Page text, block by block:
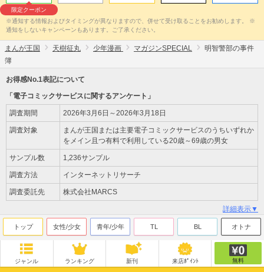
限定クーポン
※通知する情報およびタイミングが異なりますので、併せて受け取ることをお勧めします。 ※
通知をしないキャンペーンもあります。ご了承ください。
まんが王国 天樹征丸 少年漫画 マガジンSPECIAL
明智警部の事件
簿
お得感No.1表記について
「電子コミックサービスに関するアンケート」
調査期間 2026年3月6日～2026年3月18日
調査対象
まんが王国または主要電子コミックサービスのうちいずれか
をメイン且つ有料で利用している20歳～69歳の男女
サンプル数 1,236サンプル
調査方法 インターネットリサーチ
調査委託先 株式会社MARCS
詳細表示▼
トップ 女性/少女 青年/少年 TL BL オトナ
ジャンル ランキング 新刊 来店ﾎﾟｲﾝﾄ 無料